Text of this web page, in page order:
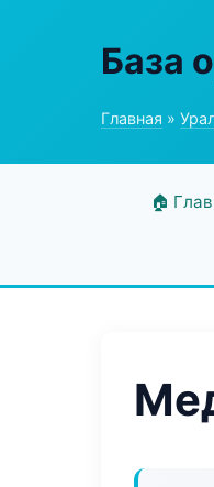
База
Главная »
🏠